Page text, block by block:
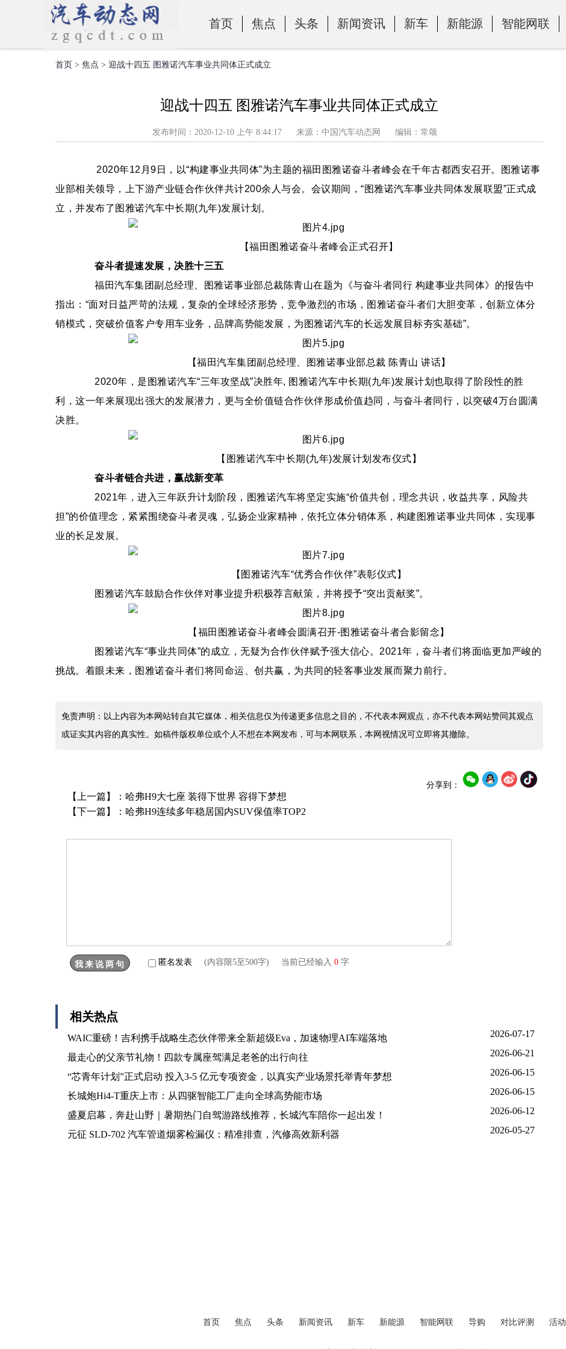
首页 焦点 头条 新闻资讯 新车 新能源 智能网联
零部件
首页 > 焦点 > 迎战十四五 图雅诺汽车事业共同体正式成立
迎战十四五 图雅诺汽车事业共同体正式成立
发布时间：2020-12-10 上午 8:44:17 来源：中国汽车动态网 编辑：常颂
2020年12月9日，以“构建事业共同体”为主题的福田图雅诺奋斗者峰会在千年古都西安召开。图雅诺事
业部相关领导，上下游产业链合作伙伴共计200余人与会。会议期间，“图雅诺汽车事业共同体发展联盟”正式成
立，并发布了图雅诺汽车中长期(九年)发展计划。
【福田图雅诺奋斗者峰会正式召开】
奋斗者提速发展，决胜十三五
福田汽车集团副总经理、图雅诺事业部总裁陈青山在题为《与奋斗者同行 构建事业共同体》的报告中
指出：“面对日益严苛的法规，复杂的全球经济形势，竞争激烈的市场，图雅诺奋斗者们大胆变革，创新立体分
销模式，突破价值客户专用车业务，品牌高势能发展，为图雅诺汽车的长远发展目标夯实基础”。
【福田汽车集团副总经理、图雅诺事业部总裁 陈青山 讲话】
2020年，是图雅诺汽车“三年攻坚战”决胜年, 图雅诺汽车中长期(九年)发展计划也取得了阶段性的胜
利，这一年来展现出强大的发展潜力，更与全价值链合作伙伴形成价值趋同，与奋斗者同行，以突破4万台圆满
决胜。
【图雅诺汽车中长期(九年)发展计划发布仪式】
奋斗者链合共进，赢战新变革
2021年，进入三年跃升计划阶段，图雅诺汽车将坚定实施“价值共创，理念共识，收益共享，风险共
担”的价值理念，紧紧围绕奋斗者灵魂，弘扬企业家精神，依托立体分销体系，构建图雅诺事业共同体，实现事
业的长足发展。
【图雅诺汽车“优秀合作伙伴”表彰仪式】
图雅诺汽车鼓励合作伙伴对事业提升积极荐言献策，并将授予“突出贡献奖”。
【福田图雅诺奋斗者峰会圆满召开-图雅诺奋斗者合影留念】
图雅诺汽车“事业共同体”的成立，无疑为合作伙伴赋予强大信心。2021年，奋斗者们将面临更加严峻的
挑战。着眼未来，图雅诺奋斗者们将同命运、创共赢，为共同的轻客事业发展而聚力前行。
免责声明：以上内容为本网站转自其它媒体，相关信息仅为传递更多信息之目的，不代表本网观点，亦不代表本网站赞同其观点
或证实其内容的真实性。如稿件版权单位或个人不想在本网发布，可与本网联系，本网视情况可立即将其撤除。
分享到：
【上一篇】： 哈弗H9大七座 装得下世界 容得下梦想
【下一篇】： 哈弗H9连续多年稳居国内SUV保值率TOP2
匿名发表 (内容限5至500字) 当前已经输入 0 字
相关热点
WAIC重磅！吉利携手战略生态伙伴带来全新超级Eva，加速物理AI车端落地 2026-07-17
最走心的父亲节礼物！四款专属座驾满足老爸的出行向往 2026-06-21
“芯青年计划”正式启动 投入3-5 亿元专项资金，以真实产业场景托举青年梦想 2026-06-15
长城炮Hi4-T重庆上市：从四驱智能工厂走向全球高势能市场 2026-06-15
盛夏启幕，奔赴山野｜暑期热门自驾游路线推荐，长城汽车陪你一起出发！ 2026-06-12
元征 SLD-702 汽车管道烟雾检漏仪：精准排查，汽修高效新利器 2026-05-27
首页 焦点 头条 新闻资讯 新车 新能源 智能网联 导购 对比评测 活动